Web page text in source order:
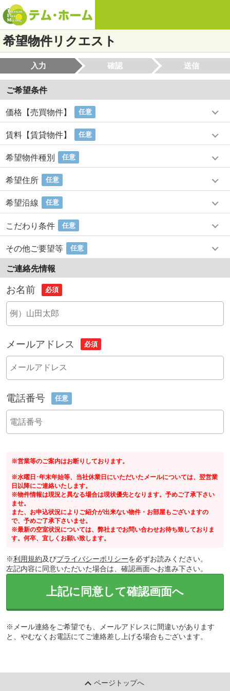
希望物件リクエスト
入力 確認 送信
ご希望条件
価格【売買物件】 任意
賃料【賃貸物件】 任意
希望物件種別 任意
希望住所 任意
希望沿線 任意
こだわり条件 任意
その他ご要望等 任意
ご連絡先情報
お名前 必須
メールアドレス 必須
電話番号 任意
※営業等のご案内はお断りしております。
※水曜日･年末年始等、当社休業日にいただいたメールについては、翌営業
日以降にご連絡いたします。
※物件情報は現況と異なる場合は現状優先となります。予めご了承下さい
ませ。
また、お申込状況によりご紹介が出来ない物件・お部屋もございますの
で、予めご了承下さいませ。
※最新の空室状況については、弊社までお問い合わせお待ち致しておりま
す。何卒、宜しくお願い致します。
※利用規約及びプライバシーポリシーを必ずお読みください。
左記内容に同意いただいた場合は、確認画面へお進み下さい。
上記に同意して確認画面へ
※メール連絡をご希望でも、メールアドレスに間違いがあります
と、やむなくお電話にてご連絡差し上げる場合もございます。
ページトップへ